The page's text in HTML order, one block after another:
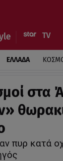
ΕΛΛΑΔΑ
στα
πυρ κατά